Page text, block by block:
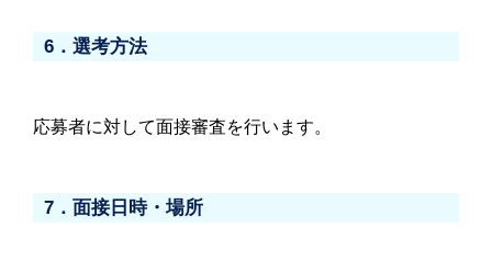
6．選考方法
応募者に対して面接審査を行います。
7．面接日時・場所